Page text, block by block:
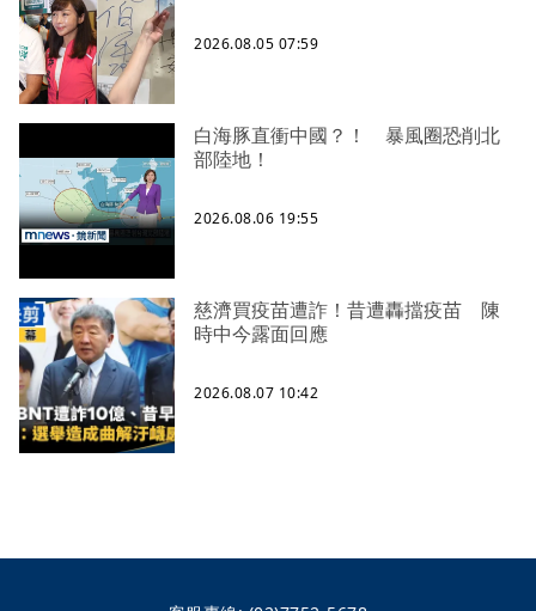
2026.08.05 07:59
白海豚直衝中國？！ 暴風圈恐削北
部陸地！
2026.08.06 19:55
慈濟買疫苗遭詐！昔遭轟擋疫苗 陳
時中今露面回應
2026.08.07 10:42